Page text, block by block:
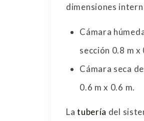
dimensiones
Cámara
sección 0.8 m x
Cámara seca
0.6 m x 0.6 m.
Latubería del